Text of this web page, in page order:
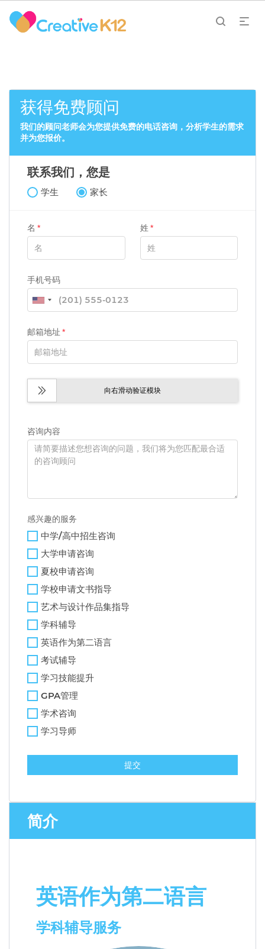
简介
英语作为第二语言
学科辅导服务
获得免费顾问
我们的顾问老师会为您提供免费的电话咨询，分析学生的需求
并为您报价。
联系我们，您是
学生 家长
名 * 姓 *
手机号码
邮箱地址 *
向右滑动验证模块
咨询内容
感兴趣的服务
中学/高中招生咨询
大学申请咨询
夏校申请咨询
学校申请文书指导
艺术与设计作品集指导
学科辅导
英语作为第二语言
考试辅导
学习技能提升
GPA管理
学术咨询
学习导师
提交